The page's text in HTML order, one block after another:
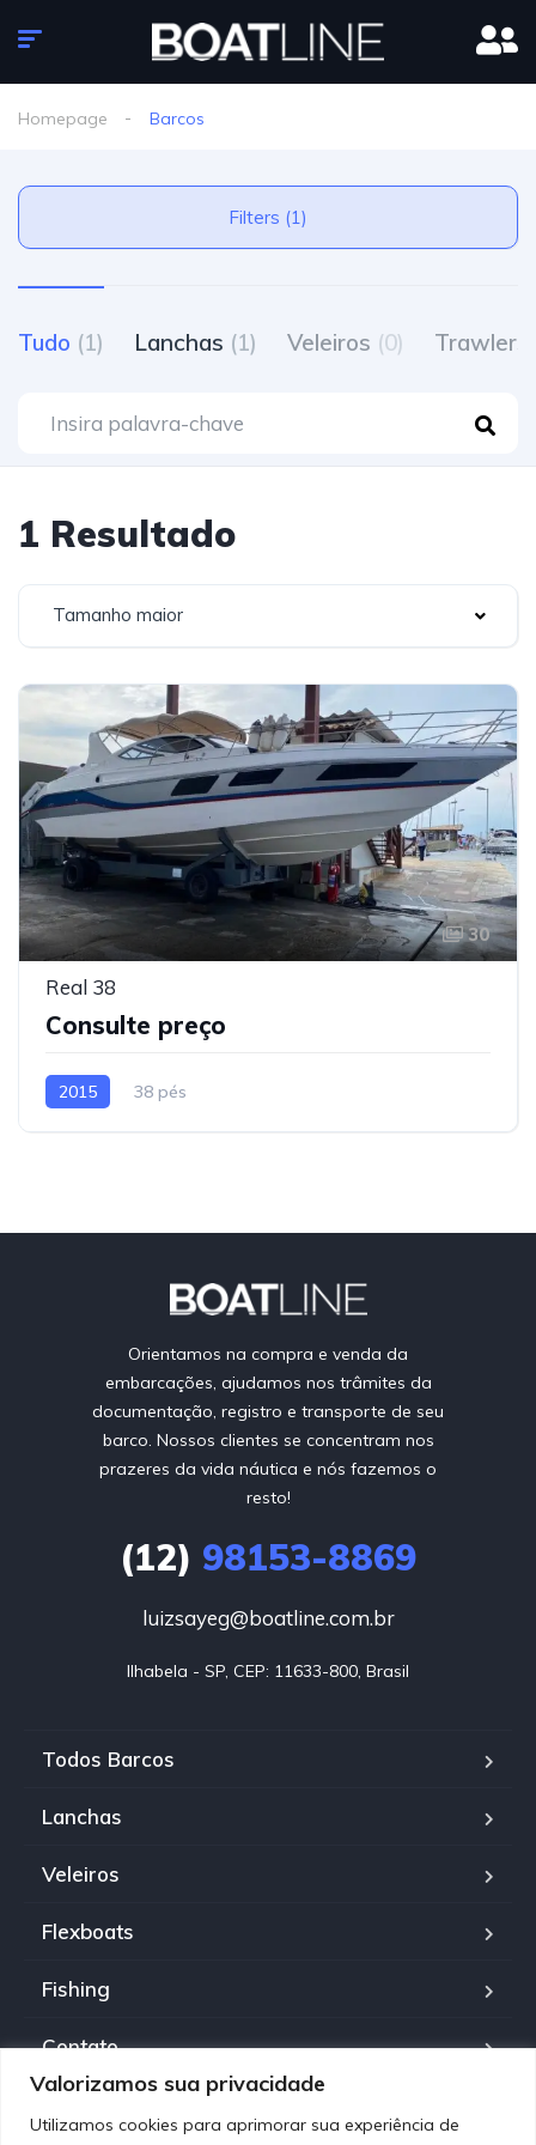
Valorizamos sua privacidade
Utilizamos cookies para aprimorar sua experiência de
Homepage Barcos
Filters (1)
Tudo (1) Lanchas (1) Veleiros (0) Trawlers
1 Resultado
Tamanho maior
30
Real 38
Consulte preço
2015 38 pés
Orientamos na compra e venda da
embarcações, ajudamos nos trâmites da
documentação, registro e transporte de seu
barco. Nossos clientes se concentram nos
prazeres da vida náutica e nós fazemos o
resto!
(12) 98153-8869
luizsayeg@boatline.com.br
Ilhabela - SP, CEP: 11633-800, Brasil
Todos Barcos
Lanchas
Veleiros
Flexboats
Fishing
Contato
Política de Privacidade